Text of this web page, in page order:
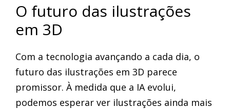
O futuro das ilustrações
em 3D
Com a tecnologia avançando a cada dia, o
futuro das ilustrações em 3D parece
promissor. À medida que a IA evolui,
podemos esperar ver ilustrações ainda mais